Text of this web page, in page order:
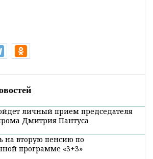
личный прием председателя
Дмитрия Пантуса
на вторую пенсию по
программе «3+3»